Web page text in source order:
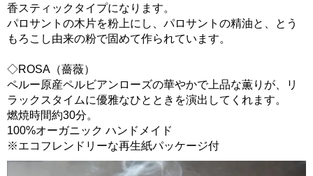
香スティックタイプになります。
パロサントの木片を粉上にし、パロサントの精油と、とう
もろこし由来の粉で固めて作られています。
◇ROSA（薔薇）
ペルー原産ペルビアンローズの華やかで上品な薫りが、リ
ラックスタイムに優雅なひとときを演出してくれます。
燃焼時間約30分。
100%オーガニック ハンドメイド
※エコフレンドリーな再生紙パッケージ付